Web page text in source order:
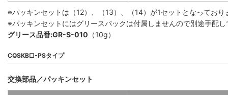
※パッキンセットは（12）、（13）、（14）が1セットとなってお
※パッキンセットにはグリースパックは付属しませんので別途手配
グリース品番:GR-S-010 （10g）
CQSKB□-PSタイプ
交換部品／パッキンセット